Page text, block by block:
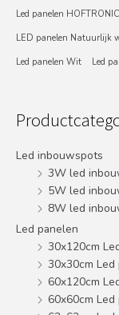
Led panelen
LED panelen Natuurlijk
Led panelen Wit
Led
Led inbouwspots
3W led
5W led
8W led
Led panelen
30x120cm
30x30cm Led
60x120cm
60x60cm Led